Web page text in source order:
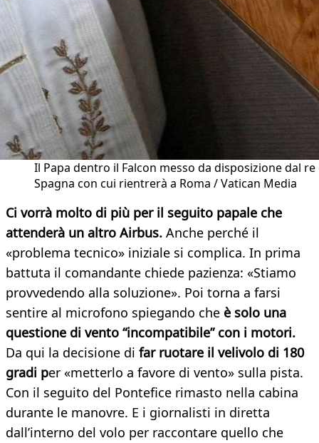
Il Papa dentro il Falcon messo da disposizione dal re
Spagna con cui rientrerà a Roma / Vatican Media
Ci vorrà molto di più per il seguito papale che
attenderà un altro Airbus. Anche perché il
«problema tecnico» iniziale si complica. In prima
battuta il comandante chiede pazienza: «Stiamo
provvedendo alla soluzione». Poi torna a farsi
sentire al microfono spiegando che è solo una
questione di vento “incompatibile” con i motori.
Da qui la decisione di far ruotare il velivolo di 180
gradi per «metterlo a favore di vento» sulla pista.
Con il seguito del Pontefice rimasto nella cabina
durante le manovre. E i giornalisti in diretta
dall’interno del volo per raccontare quello che